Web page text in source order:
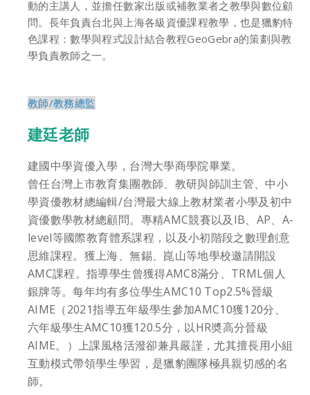
動的主講人，並擔任數家出版或補教業者之教學與數位顧
問。長年負責台北與上海各級資優課程教學，也是獵豹特
色課程：數學與程式設計結合教程GeoGebra的策劃與教
學負責教師之一。
教師/教務總監
建廷老師
建國中學資優入學，台灣大學商學院畢業。
曾任台灣上市教育集團教師、教研與師訓主管、中小
學資優教材總編輯/台灣最大線上教材業者小學及初中
資優數學教材總顧問。專精AMC競賽以及IB、AP、A-
level等國際教育體系課程，以及小初階段之數理創意
思維課程。獲上海、無錫、崑山等地學校邀請開設
AMC課程。指導學生曾獲得AMC8滿分、TRML個人
銀牌等。每年均有多位學生AMC10 Top2.5%晉級
AIME（2021指導五年級學生參加AMC10獲120分、
六年級學生AMC10獲120.5分，以HR奬高分晉級
AIME。）上課風格活潑卻兼具嚴謹，尤其擅長用小組
互動模式帶領學生學習，是獵豹團隊極具親切感的名
師。